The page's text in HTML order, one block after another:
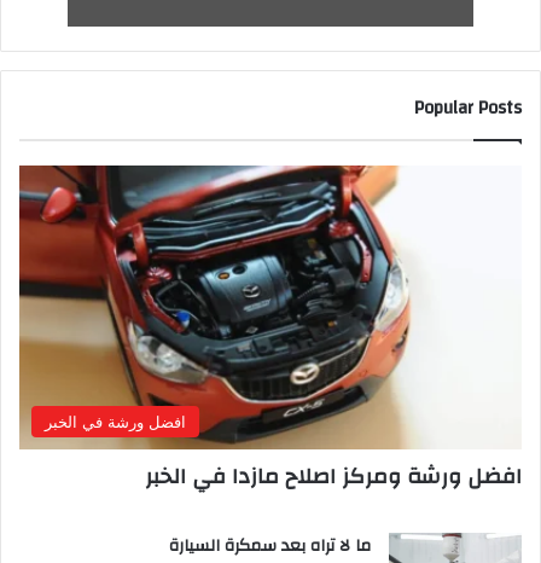
Popular Posts
افضل ورشة في الخبر
افضل ورشة ومركز اصلاح مازدا في الخبر
ما لا تراه بعد سمكرة السيارة